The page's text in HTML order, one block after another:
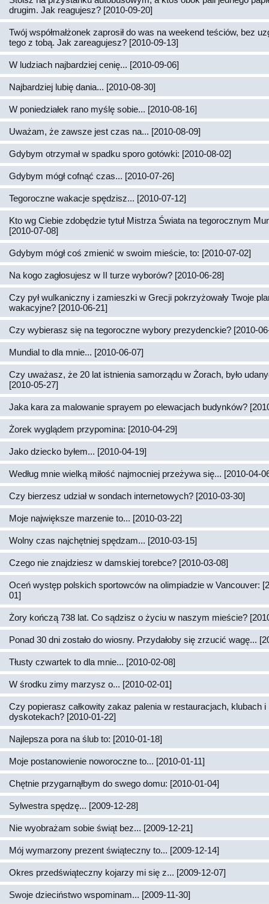
drugim. Jak reagujesz? [2010-09-20]
Twój współmałżonek zaprosił do was na weekend teściów, bez
tego z tobą. Jak zareagujesz? [2010-09-13]
W ludziach najbardziej cenię... [2010-09-06]
Najbardziej lubię dania... [2010-08-30]
W poniedziałek rano myślę sobie... [2010-08-16]
Uważam, że zawsze jest czas na... [2010-08-09]
Gdybym otrzymał w spadku sporo gotówki: [2010-08-02]
Gdybym mógł cofnąć czas... [2010-07-26]
Tegoroczne wakacje spędzisz... [2010-07-12]
Kto wg Ciebie zdobędzie tytuł Mistrza Świata na tegorocznym
[2010-07-08]
Gdybym mógł coś zmienić w swoim mieście, to: [2010-07-02]
Na kogo zagłosujesz w II turze wyborów? [2010-06-28]
Czy pył wulkaniczny i zamieszki w Grecji pokrzyżowały Twoje
wakacyjne? [2010-06-21]
Czy wybierasz się na tegoroczne wybory prezydenckie? [2010-
Mundial to dla mnie... [2010-06-07]
Czy uważasz, że 20 lat istnienia samorządu w Żorach, było
[2010-05-27]
Jaka kara za malowanie sprayem po elewacjach budynków?
Żorek wyglądem przypomina: [2010-04-29]
Jako dziecko byłem... [2010-04-19]
Według mnie wielką miłość najmocniej przeżywa się... [2010-04-
Czy bierzesz udział w sondach internetowych? [2010-03-30]
Moje największe marzenie to... [2010-03-22]
Wolny czas najchętniej spędzam... [2010-03-15]
Czego nie znajdziesz w damskiej torebce? [2010-03-08]
Oceń występ polskich sportowców na olimpiadzie w Vancouver:
01]
Żory kończą 738 lat. Co sądzisz o życiu w naszym mieście?
Ponad 30 dni zostało do wiosny. Przydałoby się zrzucić wagę...
Tłusty czwartek to dla mnie... [2010-02-08]
W środku zimy marzysz o... [2010-02-01]
Czy popierasz całkowity zakaz palenia w restauracjach, klubach i
dyskotekach? [2010-01-22]
Najlepsza pora na ślub to: [2010-01-18]
Moje postanowienie noworoczne to... [2010-01-11]
Chętnie przygarnąłbym do swego domu: [2010-01-04]
Sylwestra spędzę... [2009-12-28]
Nie wyobrażam sobie świąt bez... [2009-12-21]
Mój wymarzony prezent świąteczny to... [2009-12-14]
Okres przedświąteczny kojarzy mi się z... [2009-12-07]
Swoje dzieciństwo wspominam... [2009-11-30]